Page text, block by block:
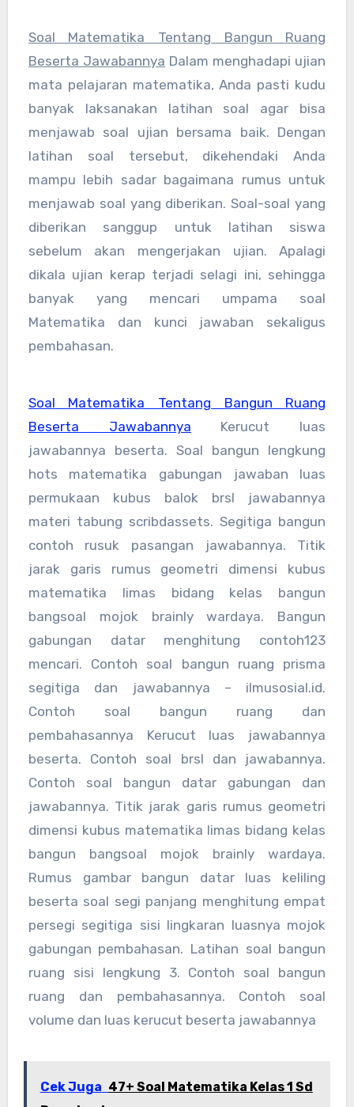
Soal Matematika Tentang Bangun Ruang
Beserta Jawabannya Dalam menghadapi ujian
mata pelajaran matematika, Anda pasti kudu
banyak laksanakan latihan soal agar bisa
menjawab soal ujian bersama baik. Dengan
latihan soal tersebut, dikehendaki Anda
mampu lebih sadar bagaimana rumus untuk
menjawab soal yang diberikan. Soal-soal yang
diberikan sanggup untuk latihan siswa
sebelum akan mengerjakan ujian. Apalagi
dikala ujian kerap terjadi selagi ini, sehingga
banyak yang mencari umpama soal
Matematika dan kunci jawaban sekaligus
pembahasan.
Soal Matematika Tentang Bangun Ruang
Beserta Jawabannya Kerucut luas
jawabannya beserta. Soal bangun lengkung
hots matematika gabungan jawaban luas
permukaan kubus balok brsl jawabannya
materi tabung scribdassets. Segitiga bangun
contoh rusuk pasangan jawabannya. Titik
jarak garis rumus geometri dimensi kubus
matematika limas bidang kelas bangun
bangsoal mojok brainly wardaya. Bangun
gabungan datar menghitung contoh123
mencari. Contoh soal bangun ruang prisma
segitiga dan jawabannya – ilmusosial.id.
Contoh soal bangun ruang dan
pembahasannya Kerucut luas jawabannya
beserta. Contoh soal brsl dan jawabannya.
Contoh soal bangun datar gabungan dan
jawabannya. Titik jarak garis rumus geometri
dimensi kubus matematika limas bidang kelas
bangun bangsoal mojok brainly wardaya.
Rumus gambar bangun datar luas keliling
beserta soal segi panjang menghitung empat
persegi segitiga sisi lingkaran luasnya mojok
gabungan pembahasan. Latihan soal bangun
ruang sisi lengkung 3. Contoh soal bangun
ruang dan pembahasannya. Contoh soal
volume dan luas kerucut beserta jawabannya
Cek Juga 47+ Soal Matematika Kelas 1 Sd